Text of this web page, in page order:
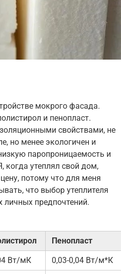
мокрого фасада.
и пенопласт.
свойствами, не
но менее экологичен и
паропроницаемость и
когда утеплял свой дом,
потому что для меня
что выбор утеплителя
личных предпочтений.
Пенопласт
Вт/мК 0,03-0,04 Вт/м*К